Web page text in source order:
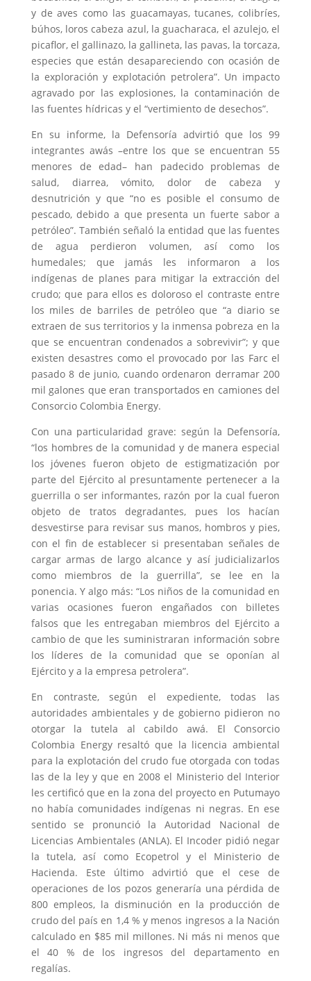
y de aves como las guacamayas, tucanes, colibríes,
búhos, loros cabeza azul, la guacharaca, el azulejo, el
picaflor, el gallinazo, la gallineta, las pavas, la torcaza,
especies que están desapareciendo con ocasión de
la exploración y explotación petrolera”. Un impacto
agravado por las explosiones, la contaminación de
las fuentes hídricas y el “vertimiento de desechos”.
En su informe, la Defensoría advirtió que los 99
integrantes awás –entre los que se encuentran 55
menores de edad– han padecido problemas de
salud, diarrea, vómito, dolor de cabeza y
desnutrición y que “no es posible el consumo de
pescado, debido a que presenta un fuerte sabor a
petróleo”. También señaló la entidad que las fuentes
de agua perdieron volumen, así como los
humedales; que jamás les informaron a los
indígenas de planes para mitigar la extracción del
crudo; que para ellos es doloroso el contraste entre
los miles de barriles de petróleo que “a diario se
extraen de sus territorios y la inmensa pobreza en la
que se encuentran condenados a sobrevivir”; y que
existen desastres como el provocado por las Farc el
pasado 8 de junio, cuando ordenaron derramar 200
mil galones que eran transportados en camiones del
Consorcio Colombia Energy.
Con una particularidad grave: según la Defensoría,
“los hombres de la comunidad y de manera especial
los jóvenes fueron objeto de estigmatización por
parte del Ejército al presuntamente pertenecer a la
guerrilla o ser informantes, razón por la cual fueron
objeto de tratos degradantes, pues los hacían
desvestirse para revisar sus manos, hombros y pies,
con el fin de establecer si presentaban señales de
cargar armas de largo alcance y así judicializarlos
como miembros de la guerrilla”, se lee en la
ponencia. Y algo más: “Los niños de la comunidad en
varias ocasiones fueron engañados con billetes
falsos que les entregaban miembros del Ejército a
cambio de que les suministraran información sobre
los líderes de la comunidad que se oponían al
Ejército y a la empresa petrolera”.
En contraste, según el expediente, todas las
autoridades ambientales y de gobierno pidieron no
otorgar la tutela al cabildo awá. El Consorcio
Colombia Energy resaltó que la licencia ambiental
para la explotación del crudo fue otorgada con todas
las de la ley y que en 2008 el Ministerio del Interior
les certificó que en la zona del proyecto en Putumayo
no había comunidades indígenas ni negras. En ese
sentido se pronunció la Autoridad Nacional de
Licencias Ambientales (ANLA). El Incoder pidió negar
la tutela, así como Ecopetrol y el Ministerio de
Hacienda. Este último advirtió que el cese de
operaciones de los pozos generaría una pérdida de
800 empleos, la disminución en la producción de
crudo del país en 1,4 % y menos ingresos a la Nación
calculado en $85 mil millones. Ni más ni menos que
el 40 % de los ingresos del departamento en
regalías.